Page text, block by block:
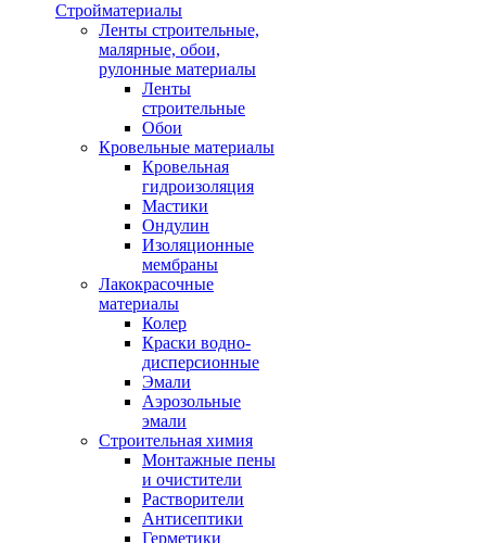
Стройматериалы
Ленты строительные,
малярные, обои,
рулонные материалы
Ленты
строительные
Обои
Кровельные материалы
Кровельная
гидроизоляция
Мастики
Ондулин
Изоляционные
мембраны
Лакокрасочные
материалы
Колер
Краски водно-
дисперсионные
Эмали
Аэрозольные
эмали
Строительная химия
Монтажные пены
и очистители
Растворители
Антисептики
Герметики